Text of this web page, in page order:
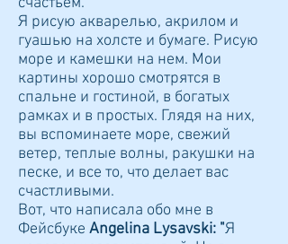
Я рисую акварелью, акрилом и
гуашью на холсте и бумаге. Рисую
море и камешки на нем. Мои
картины хорошо смотрятся в
спальне и гостиной, в богатых
рамках и в простых. Глядя на них,
вы вспоминаете море, свежий
ветер, теплые волны, ракушки на
песке, и все то, что делает вас
счастливыми.
Вот, что написала обо мне в
Фейсбуке Angelina Lysavski: "Я